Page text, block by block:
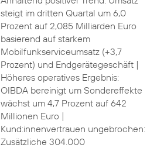
steigt im dritten Quartal um 6,0
Prozent auf 2,085 Milliarden Euro
basierend auf starkem
Mobilfunkserviceumsatz (+3,7
Prozent) und Endgerätegeschäft |
Höheres operatives Ergebnis:
OIBDA bereinigt um Sondereffekte
wächst um 4,7 Prozent auf 642
Millionen Euro |
Kund:innenvertrauen ungebrochen:
Zusätzliche 304.000